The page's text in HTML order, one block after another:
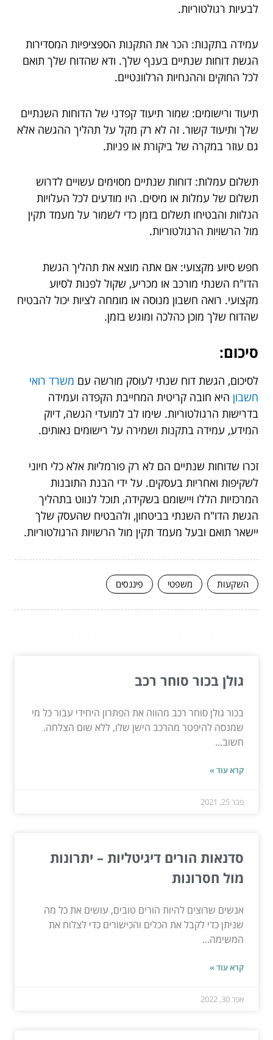
לבעיות רגולטוריות.
עמידה בתקנות: הכר את התקנות הספציפיות המסדירות
הגשת דוחות שנתיים בענף שלך. ודא שהדוח שלך תואם
לכל החוקים וההנחיות הרלוונטיים.
תיעוד ורישומים: שמור תיעוד קפדני של הדוחות השנתיים
שלך ותיעוד קשור. זה לא רק מקל על תהליך ההגשה אלא
גם עוזר במקרה של ביקורת או פניות.
תשלום עמלות: דוחות שנתיים מסוימים עשויים לדרוש
תשלום של עמלות או מיסים. היו מודעים לכל העלויות
הנלוות והבטיחו תשלום בזמן כדי לשמור על מעמד תקין
מול הרשויות הרגולטוריות.
חפש סיוע מקצועי: אם אתה מוצא את תהליך הגשת
הדו"ח השנתי מורכב או מכריע, שקול לפנות לסיוע
מקצועי. רואה חשבון מנוסה או מומחה לציות יכול להבטיח
שהדוח שלך מוכן כהלכה ומוגש בזמן.
סיכום:
לסיכום, הגשת דוח שנתי לעוסק מורשה עם משרד רואי
חשבון היא חובה קריטית המחייבת הקפדה ועמידה
בדרישות הרגולטוריות. שימו לב למועדי הגשה, דיוק
המידע, עמידה בתקנות ושמירה על רישומים נאותים.
זכרו שדוחות שנתיים הם לא רק פורמליות אלא כלי חיוני
לשקיפות ואחריות בעסקים. על ידי הבנת התובנות
המרכזיות הללו ויישומם בשקידה, תוכל לנווט בתהליך
הגשת הדו"ח השנתי בביטחון, ולהבטיח שהעסק שלך
יישאר תואם ובעל מעמד תקין מול הרשויות הרגולטוריות.
השקעות משפטי פיננסים
גולן בכור סוחר רכב
בכור גולן סוחר רכב מהווה את הפתרון היחידי עבור כל מי
שמנסה להיפטר מהרכב הישן שלו, ללא שום הצלחה.
חשוב...
קרא עוד »
פבר 25, 2021
סדנאות הורים דיגיטליות – יתרונות
מול חסרונות
אנשים שרוצים להיות הורים טובים, עושים את כל מה
שניתן כדי לקבל את הכלים והכישורים כדי לצלוח את
המשימה...
קרא עוד »
אפר 30, 2022